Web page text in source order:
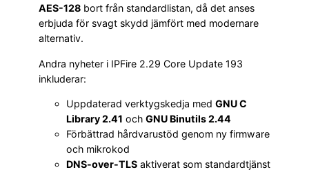
AES-128 bort från standardlistan, då det anses
erbjuda för svagt skydd jämfört med modernare
alternativ.
Andra nyheter i IPFire 2.29 Core Update 193
inkluderar:
Uppdaterad verktygskedja med GNU C
Library 2.41 och GNU Binutils 2.44
Förbättrad hårdvarustöd genom ny firmware
och mikrokod
DNS-over-TLS aktiverat som standardtjänst